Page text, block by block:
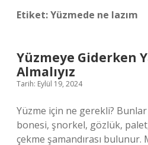
Etiket:Yüzmede ne lazım
Yüzmeye Giderken
Almalıyız
Tarih: Eylül 19, 2024
Yüzme için ne gerekli?
bonesi, şnorkel, gözlük,
çekme şamandırası bulunur.